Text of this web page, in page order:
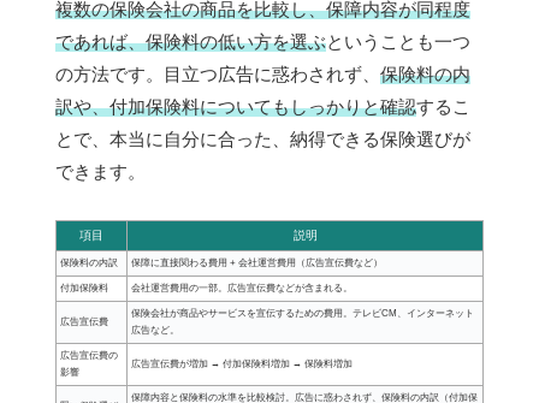
複数の保険会社の商品を比較し、保障内容が同程度
であれば、保険料の低い方を選ぶということも一つ
の方法です。目立つ広告に惑わされず、 保険料の内
訳や、付加保険料についてもしっかりと確認するこ
とで、本当に自分に合った、納得できる保険選びが
できます。
項目 説明
保険料の内訳 保障に直接関わる費用 + 会社運営費用（広告宣伝費など）
付加保険料 会社運営費用の一部。広告宣伝費などが含まれる。
広告宣伝費
保険会社が商品やサービスを宣伝するための費用。テレビCM、インターネット
広告など。
広告宣伝費の
影響
広告宣伝費が増加 → 付加保険料増加 → 保険料増加
保障内容と保険料の水準を比較検討。広告に惑わされず、保険料の内訳（付加保